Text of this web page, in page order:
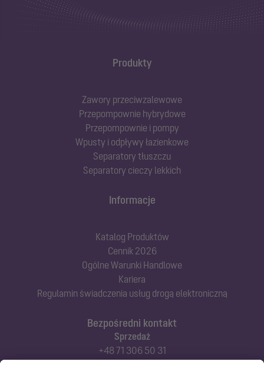
Produkty
Zawory przeciwzalewowe
Przepompownie hybrydowe
Przepompownie i pompy
Wpusty i odpływy łazienkowe
Separatory tłuszczu
Separatory cieczy lekkich
Bezpośredni kontakt
Sprzedaż
+48 71 306 50 31
Informacje
Katalog Produktów
Cennik 2026
Ogólne Warunki Handlowe
Kariera
Regulamin świadczenia usług drogą elektroniczną